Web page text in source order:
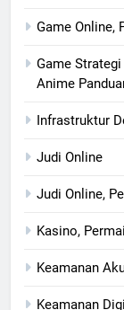
Game Online,
Game
Anime
Infrastruktur
Judi Online
Judi Online,
Kasino,
Keamanan
Keamanan